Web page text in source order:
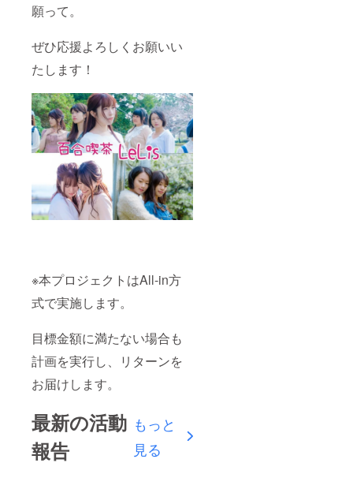
願って。
ぜひ応援よろしくお願いい
たします！
※本プロジェクトはAll-in方
式で実施します。
目標金額に満たない場合も
計画を実行し、リターンを
お届けします。
最新の活動
報告
もっと
見る